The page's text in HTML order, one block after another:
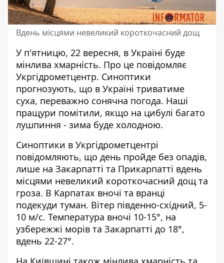
Вдень місцями невеликий короткочасний дощ
У п'ятницю, 22 вересня, в Україні буде
мінлива хмарність. Про це повідомляє
Укргідрометцентр. Синоптики
прогнозують, що в Україні триватиме
суха, переважно сонячна погода. Наші
пращури помітили, якщо на цибулі багато
лушпиння - зима буде холодною.
Синоптики в Укргідрометцентрі
повідомляють, що день пройде без опадів,
лише на Закарпатті та Прикарпатті вдень
місцями невеликий короткочасний дощ та
гроза. В Карпатах вночі та вранці
подекуди туман. Вітер південно-східний, 5-
10 м/с. Температура вночі 10-15°, на
узбережжі морів та Закарпатті до 18°,
вдень 22-27°.